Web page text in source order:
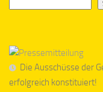
Die Ausschüsse der
erfolgreich konstituiert!